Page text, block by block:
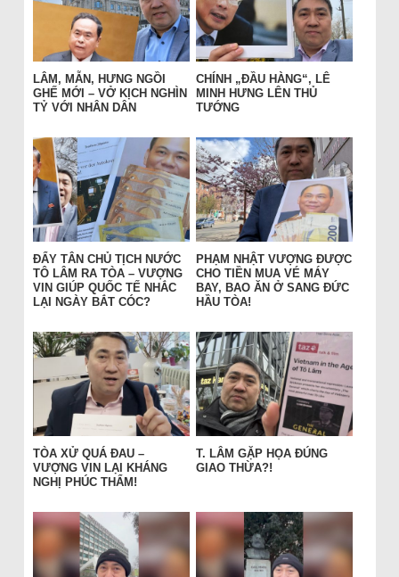
LÂM, MẪN, HƯNG NGỒI
GHẾ MỚI – VỞ KỊCH NGHÌN
TỶ VỚI NHÂN DÂN
CHÍNH „ĐẦU HÀNG“, LÊ
MINH HƯNG LÊN THỦ
TƯỚNG
ĐẨY TÂN CHỦ TỊCH NƯỚC
TÔ LÂM RA TÒA – VƯỢNG
VIN GIÚP QUỐC TẾ NHẮC
LẠI NGÀY BẮT CÓC?
PHẠM NHẬT VƯỢNG ĐƯỢC
CHO TIỀN MUA VÉ MÁY
BAY, BAO ĂN Ở SANG ĐỨC
HẦU TÒA!
TÒA XỬ QUÁ ĐAU –
VƯỢNG VIN LẠI KHÁNG
NGHỊ PHÚC THẨM!
T. LÂM GẶP HỌA ĐÚNG
GIAO THỪA?!